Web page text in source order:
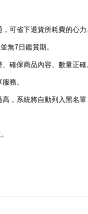
可省下退貨所耗費的心
無7日鑑賞期。
、確保商品內容、數量正
務。
，系統將自動列入黑名單